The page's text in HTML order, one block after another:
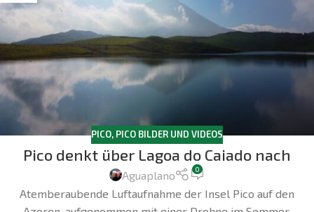
PICO, PICO BILDER UND VIDEOS
Pico denkt über Lagoa do Caiado nach
Aguaplano 0
Atemberaubende Luftaufnahme der Insel Pico auf den